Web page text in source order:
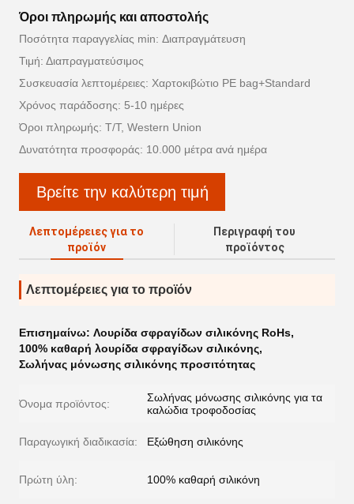
Όροι πληρωμής και αποστολής
Ποσότητα παραγγελίας min: Διαπραγμάτευση
Τιμή: Διαπραγματεύσιμος
Συσκευασία λεπτομέρειες: Χαρτοκιβώτιο PE bag+Standard
Χρόνος παράδοσης: 5-10 ημέρες
Όροι πληρωμής: T/T, Western Union
Δυνατότητα προσφοράς: 10.000 μέτρα ανά ημέρα
Βρείτε την καλύτερη τιμή
Λεπτομέρειες για το
προϊόν
Περιγραφή του
προϊόντος
Λεπτομέρειες για το προϊόν
Επισημαίνω: Λουρίδα σφραγίδων σιλικόνης RoHs,
100% καθαρή λουρίδα σφραγίδων σιλικόνης,
Σωλήνας μόνωσης σιλικόνης προσιτότητας
Όνομα προϊόντος:
Σωλήνας μόνωσης σιλικόνης για τα
καλώδια τροφοδοσίας
Παραγωγική διαδικασία: Εξώθηση σιλικόνης
Πρώτη ύλη: 100% καθαρή σιλικόνη